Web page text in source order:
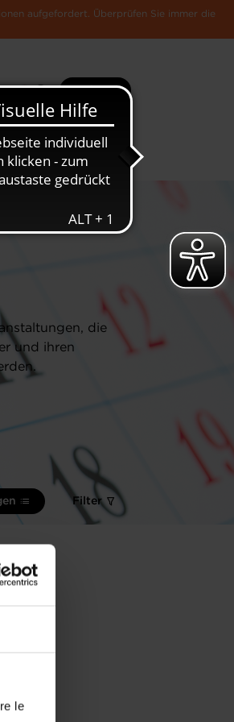
le
aufgefordert. Überprüfen Sie immer die
Mehr
Die Luxemburger
die
und ihren
Filter